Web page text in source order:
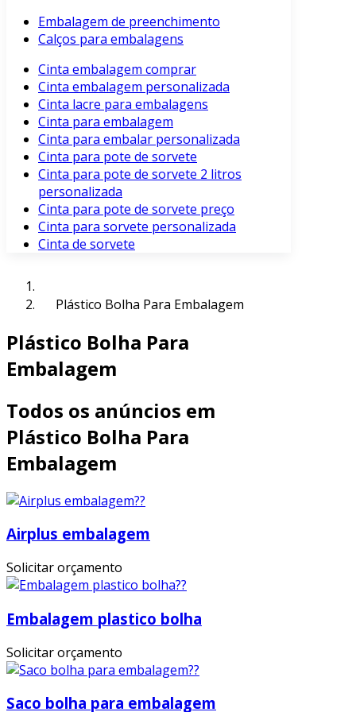
Embalagem de preenchimento
Calços para embalagens
Cinta embalagem comprar
Cinta embalagem personalizada
Cinta lacre para embalagens
Cinta para embalagem
Cinta para embalar personalizada
Cinta para pote de sorvete
Cinta para pote de sorvete 2 litros
personalizada
Cinta para pote de sorvete preço
Cinta para sorvete personalizada
Cinta de sorvete
Plástico Bolha Para Embalagem
Plástico Bolha Para
Embalagem
Todos os anúncios em
Plástico Bolha Para
Embalagem
Airplus embalagem
Solicitar orçamento
Embalagem plastico bolha
Solicitar orçamento
Saco bolha para embalagem